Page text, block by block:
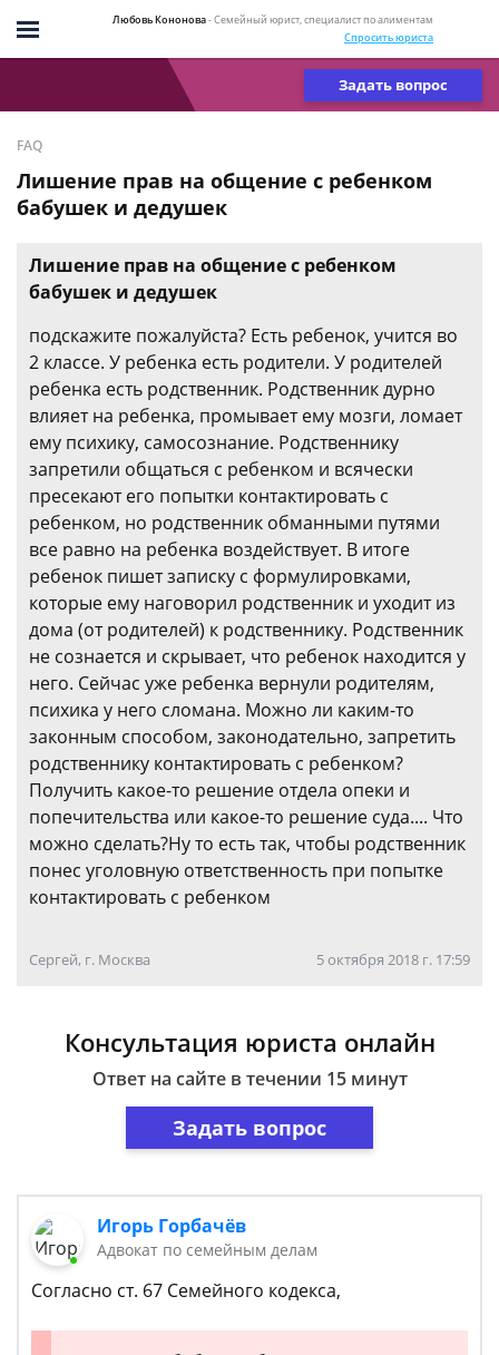
Любовь Кононова- Семейный юрист, специалист по алиментам
Спросить юриста
Задать вопрос
FAQ
Лишение прав на общение с ребенком
бабушек и дедушек
Лишение прав на общение с ребенком
бабушек и дедушек
подскажите пожалуйста? Есть ребенок, учится во
2 классе. У ребенка есть родители. У родителей
ребенка есть родственник. Родственник дурно
влияет на ребенка, промывает ему мозги, ломает
ему психику, самосознание. Родственнику
запретили общаться с ребенком и всячески
пресекают его попытки контактировать с
ребенком, но родственник обманными путями
все равно на ребенка воздействует. В итоге
ребенок пишет записку с формулировками,
которые ему наговорил родственник и уходит из
дома (от родителей) к родственнику. Родственник
не сознается и скрывает, что ребенок находится у
него. Сейчас уже ребенка вернули родителям,
психика у него сломана. Можно ли каким-то
законным способом, законодательно, запретить
родственнику контактировать с ребенком?
Получить какое-то решение отдела опеки и
попечительства или какое-то решение суда.... Что
можно сделать?Ну то есть так, чтобы родственник
понес уголовную ответственность при попытке
контактировать с ребенком
Сергей, г. Москва 5 октября 2018 г. 17:59
Консультация юриста онлайн
Ответ на сайте в течении 15 минут
Задать вопрос
Игорь Горбачёв
Адвокат по семейным делам
Согласно ст. 67 Семейного кодекса,